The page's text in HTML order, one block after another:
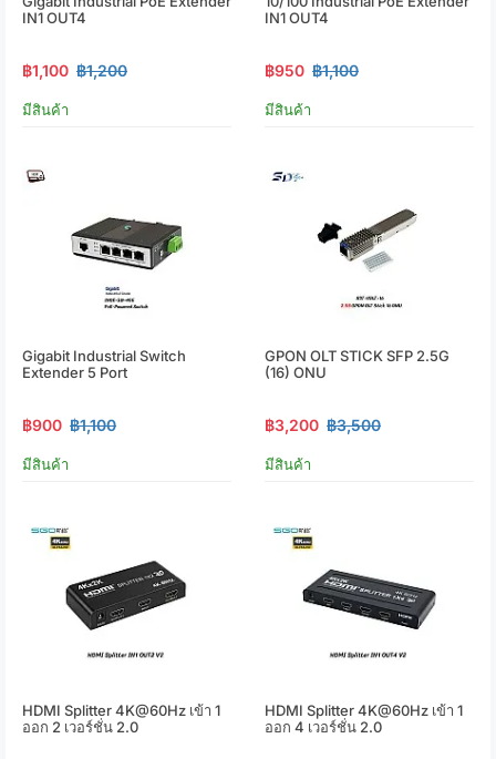
IN1 OUT4
฿1,100 ฿1,200
มีสินค้า
IN1 OUT4
฿950 ฿1,100
มีสินค้า
Gigabit Industrial Switch
Extender 5 Port
฿900 ฿1,100
มีสินค้า
GPON OLT STICK SFP 2.5G
(16) ONU
฿3,200 ฿3,500
มีสินค้า
HDMI Splitter 4K@60Hz เข้า 1
ออก 2 เวอร์ชั่น 2.0
HDMI Splitter 4K@60Hz เข้า 1
ออก 4 เวอร์ชั่น 2.0